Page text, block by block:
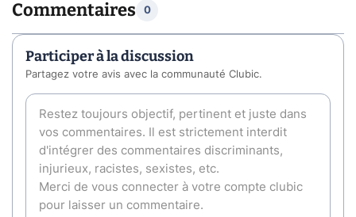
Commentaires 0
Participer à la discussion
Partagez votre avis avec la communauté Clubic.